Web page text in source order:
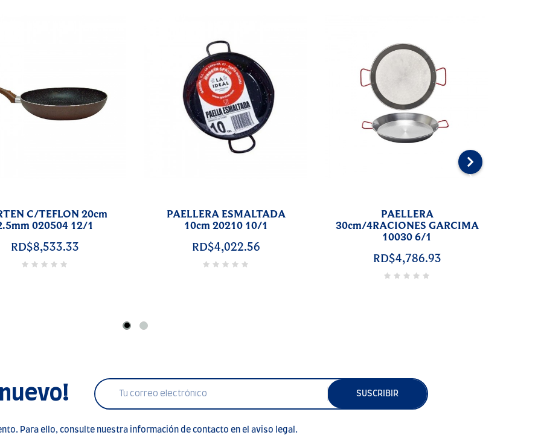
PAELLERA
GARCIMA
RD$3,779.16
SARTEN GRILL 28x28cm
2.5mm 040505 6/1
RD$8,559.66
PAELLERA
46cm/12RACIONES
GARCIMA 10046 4/1
RD$5,845.29
›
SUSCRIBIR
Para ello, consulte nuestra información de contacto en el aviso legal.